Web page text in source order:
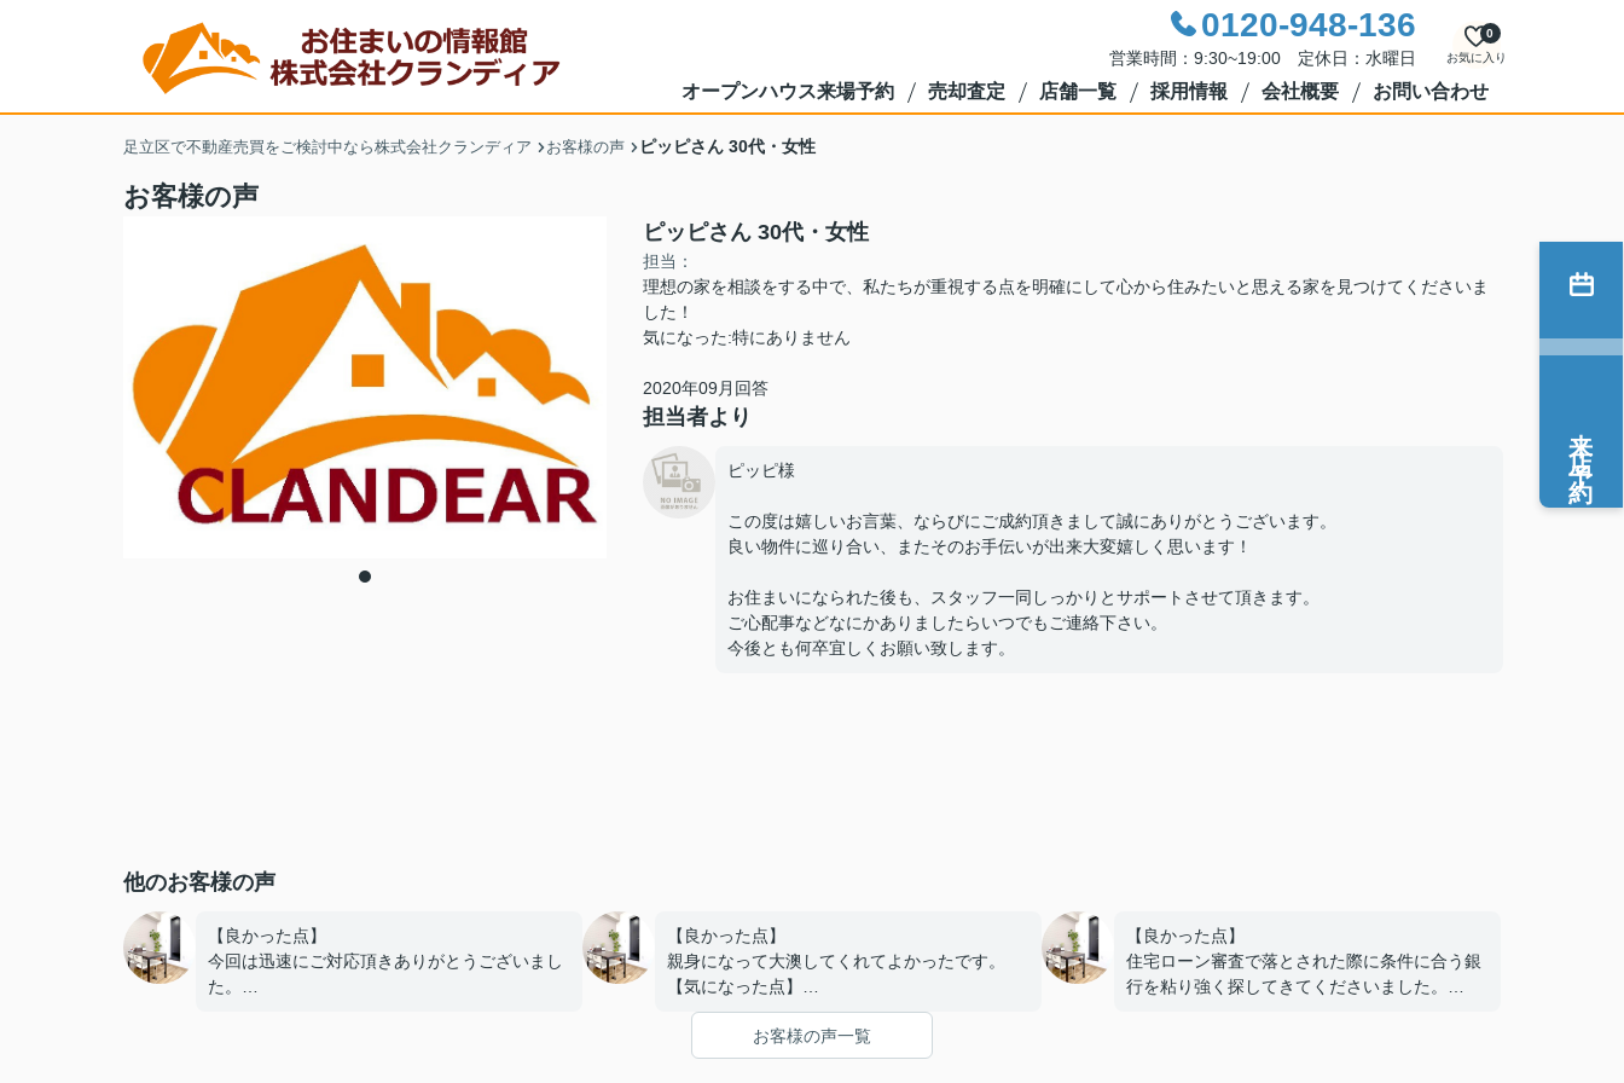
0120-948-136
営業時間：9:30~19:00 定休日：水曜日 お気に入り
0
オープンハウス来場予約 売却査定 店舗一覧 採用情報 会社概要 お問い合わせ
足立区で不動産売買をご検討中なら株式会社クランディア お客様の声 ピッピさん 30代・女性
お客様の声
ピッピさん 30代・女性
担当：
理想の家を相談をする中で、私たちが重視する点を明確にして心から住みたいと思える家を見つけてくださいま
した！
気になった:特にありません
2020年09月回答
担当者より
ピッピ様
この度は嬉しいお言葉、ならびにご成約頂きまして誠にありがとうございます。
良い物件に巡り合い、またそのお手伝いが出来大変嬉しく思います！
お住まいになられた後も、スタッフ一同しっかりとサポートさせて頂きます。
ご心配事などなにかありましたらいつでもご連絡下さい。
今後とも何卒宜しくお願い致します。
他のお客様の声
【良かった点】
今回は迅速にご対応頂きありがとうございまし
た。
【良かった点】
親身になって大澳してくれてよかったです。
【気になった点】
特になし
【良かった点】
住宅ローン審査で落とされた際に条件に合う銀
行を粘り強く探してきてくださいました。
お客様の声一覧
来店予約